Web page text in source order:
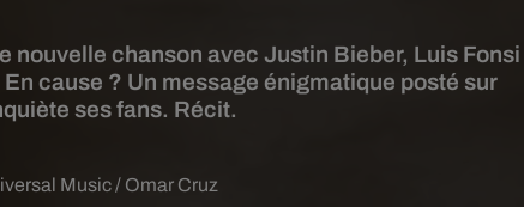
chanson avec Justin Bieber, Luis Fonsi
cause ? Un message énigmatique posté sur
ses fans. Récit.
Music / Omar Cruz